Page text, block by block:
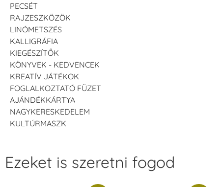
PECSÉT
RAJZESZKÖZÖK
LINÓMETSZÉS
KALLIGRÁFIA
KIEGÉSZÍTŐK
KÖNYVEK - KEDVENCEK
KREATÍV JÁTÉKOK
FOGLALKOZTATÓ FÜZET
AJÁNDÉKKÁRTYA
NAGYKERESKEDELEM
KULTÚRMASZK
Ezeket is szeretni fogod